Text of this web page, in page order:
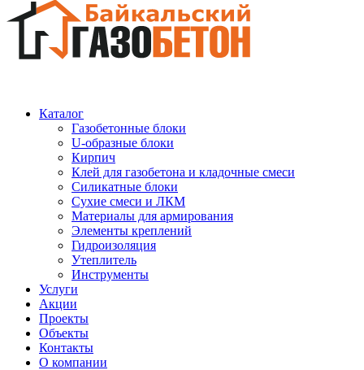
Каталог
Газобетонные блоки
U-образные блоки
Кирпич
Клей для газобетона и кладочные смеси
Силикатные блоки
Сухие смеси и ЛКМ
Материалы для армирования
Элементы креплений
Гидроизоляция
Утеплитель
Инструменты
Услуги
Акции
Проекты
Объекты
Контакты
О компании